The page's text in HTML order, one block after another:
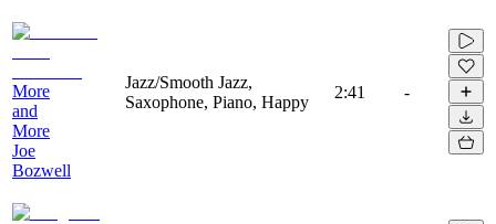
More
and
More
Joe
Bozwell
Jazz/Smooth Jazz,
Saxophone, Piano, Happy
2:41 -